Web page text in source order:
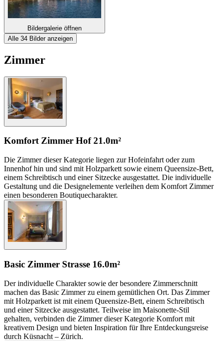
Bildergalerie öffnen
Alle 34 Bilder anzeigen
Zimmer
Komfort Zimmer Hof21.0m²
Die Zimmer dieser Kategorie liegen zur Hofeinfahrt oder zum
Innenhof hin und sind mit Holzparkett sowie einem Queensize-Bett,
einem Schreibtisch und einer Sitzecke ausgestattet. Die individuelle
Gestaltung und die Designelemente verleihen dem Komfort Zimmer
einen besonderen Boutiquecharakter.
Basic Zimmer Strasse 16.0m²
Der individuelle Charakter sowie der besondere Zimmerschnitt
machen das Basic Zimmer zu einem gemütlichen Ort. Das Zimmer
mit Holzparkett ist mit einem Queensize-Bett, einem Schreibtisch
und einer Sitzecke ausgestattet. Teilweise im Maisonette-Stil
gehalten, verbinden die Zimmer dieser Kategorie Komfort mit
kreativem Design und bieten Inspiration für Ihre Entdeckungsreise
durch Küsnacht – Zürich.